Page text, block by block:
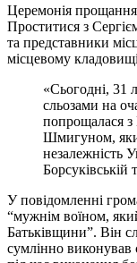
Церемонія прощання
Проститися з
та представники
місцевому
«Сьогодні, 31
сльозами на
попрощалася
Шмигуном,
незалежність
Борсуківській
У повідомленні
“мужнім воїном,
Батьківщини”. Він
сумлінно виконував